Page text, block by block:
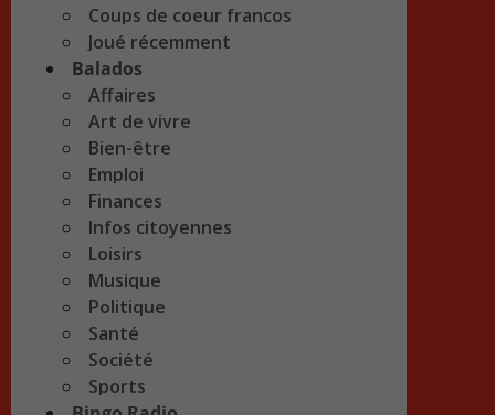
Coups de coeur francos
Joué récemment
Balados
Affaires
Art de vivre
Bien-être
Emploi
Finances
Infos citoyennes
Loisirs
Musique
Politique
Santé
Société
Sports